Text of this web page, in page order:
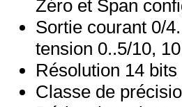
Zéro et Span
Sortie courant 0/
tension 0..5/10,
Résolution 14 bits
Classe de